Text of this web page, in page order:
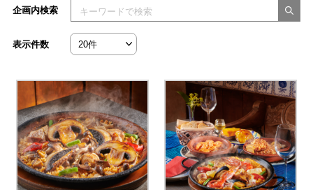
検索キーワードを入力してください
企画内検索
表示件数